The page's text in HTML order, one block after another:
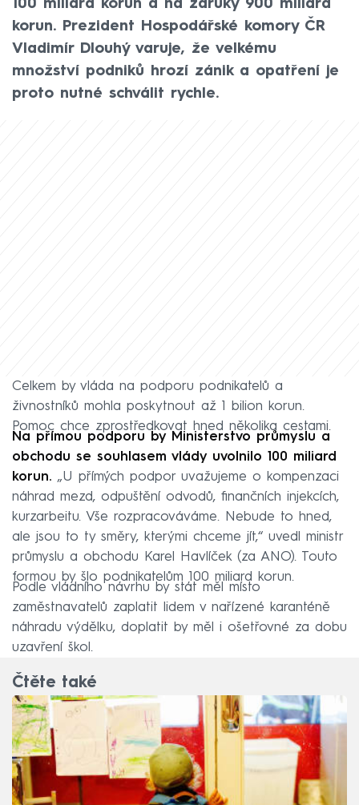
100 miliard korun a na záruky 900 miliard
korun. Prezident Hospodářské komory ČR
Vladimír Dlouhý varuje, že velkému
množství podniků hrozí zánik a opatření je
proto nutné schválit rychle.
Celkem by vláda na podporu podnikatelů a
živnostníků mohla poskytnout až 1 bilion korun.
Pomoc chce zprostředkovat hned několika cestami.
Na přímou podporu by Ministerstvo průmyslu a
obchodu se souhlasem vlády uvolnilo 100 miliard
korun. „U přímých podpor uvažujeme o kompenzaci
náhrad mezd, odpuštění odvodů, finančních injekcích,
kurzarbeitu. Vše rozpracováváme. Nebude to hned,
ale jsou to ty směry, kterými chceme jít,“ uvedl ministr
průmyslu a obchodu Karel Havlíček (za ANO). Touto
formou by šlo podnikatelům 100 miliard korun.
Podle vládního návrhu by stát měl místo
zaměstnavatelů zaplatit lidem v nařízené karanténě
náhradu výdělku, doplatit by měl i ošetřovné za dobu
uzavření škol.
Čtěte také